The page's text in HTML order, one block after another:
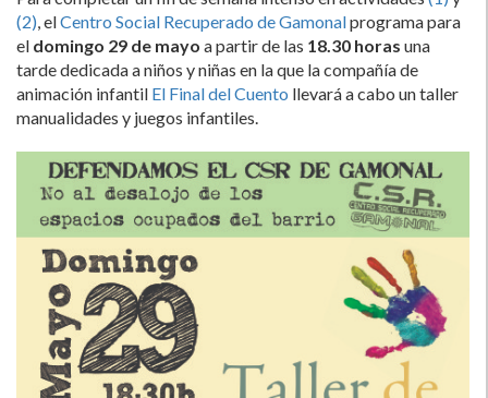
(2), elCentro Social Recuperado de Gamonalprograma para
el domingo 29 de mayo a partir de las 18.30 horas una
tarde dedicada a niños y niñas en la que la compañí­a de
animación infantil El Final del Cuento llevará a cabo un taller
manualidades y juegos infantiles.